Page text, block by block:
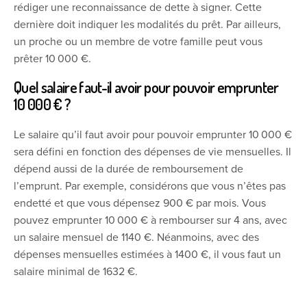
rédiger une reconnaissance de dette à signer. Cette
dernière doit indiquer les modalités du prêt. Par ailleurs,
un proche ou un membre de votre famille peut vous
prêter 10 000 €.
Quel salaire faut-il avoir pour pouvoir emprunter
10 000 € ?
Le salaire qu’il faut avoir pour pouvoir emprunter 10 000 €
sera défini en fonction des dépenses de vie mensuelles. Il
dépend aussi de la durée de remboursement de
l’emprunt. Par exemple, considérons que vous n’êtes pas
endetté et que vous dépensez 900 € par mois. Vous
pouvez emprunter 10 000 € à rembourser sur 4 ans, avec
un salaire mensuel de 1140 €. Néanmoins, avec des
dépenses mensuelles estimées à 1400 €, il vous faut un
salaire minimal de 1632 €.